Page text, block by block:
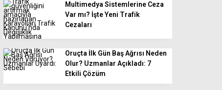
Multimedya Sistemlerine Ceza
Var mı? İşte Yeni Trafik
Cezaları
Oruçta İlk Gün Baş Ağrısı Neden
Olur? Uzmanlar Açıkladı: 7
Etkili Çözüm